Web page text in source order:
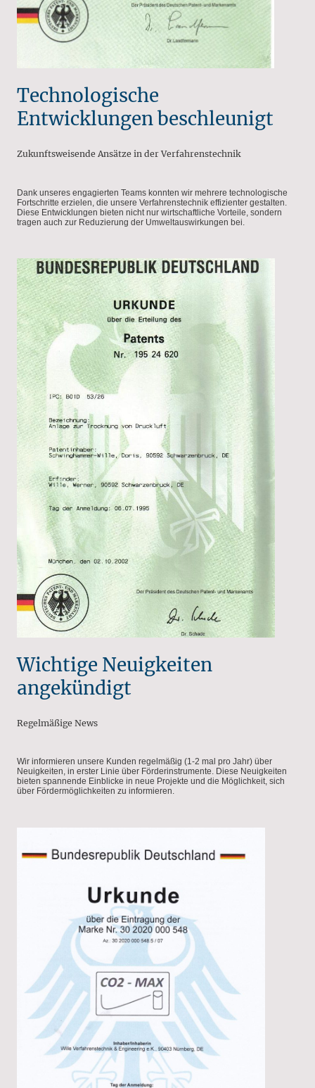
Technologische
Entwicklungen beschleunigt
Zukunftsweisende Ansätze in der Verfahrenstechnik
Dank unseres engagierten Teams konnten wir mehrere technologische
Fortschritte erzielen, die unsere Verfahrenstechnik effizienter gestalten.
Diese Entwicklungen bieten nicht nur wirtschaftliche Vorteile, sondern
tragen auch zur Reduzierung der Umweltauswirkungen bei.
Wichtige Neuigkeiten
angekündigt
Regelmäßige News
Wir informieren unsere Kunden regelmäßig (1-2 mal pro Jahr) über
Neuigkeiten, in erster Linie über Förderinstrumente. Diese Neuigkeiten
bieten spannende Einblicke in neue Projekte und die Möglichkeit, sich
über Fördermöglichkeiten zu informieren.